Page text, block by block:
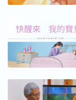
的环境中依靠你
意顺服你，绝不
我信心、力量，
里特别踏实，也
信心的力量